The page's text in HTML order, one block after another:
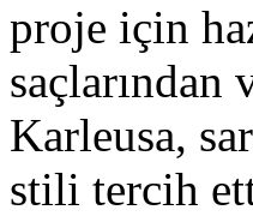
proje için
saçlarından
Karleusa,
stili tercih